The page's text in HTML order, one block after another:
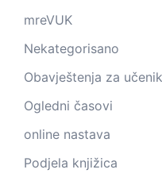
mreVUK
Nekategorisano
Obavještenja za
Ogledni časovi
online nastava
Podjela knjižica